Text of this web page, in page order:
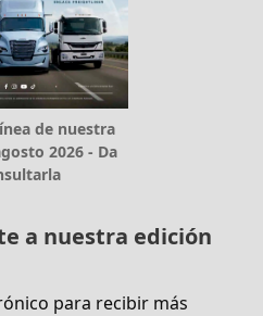
de nuestra
2026 - Da
a nuestra edición
para recibir más